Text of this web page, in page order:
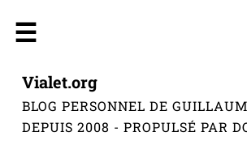
Vialet.org
BLOG PERSONNEL DE
DEPUIS 2008 - PROPULSÉ PAR